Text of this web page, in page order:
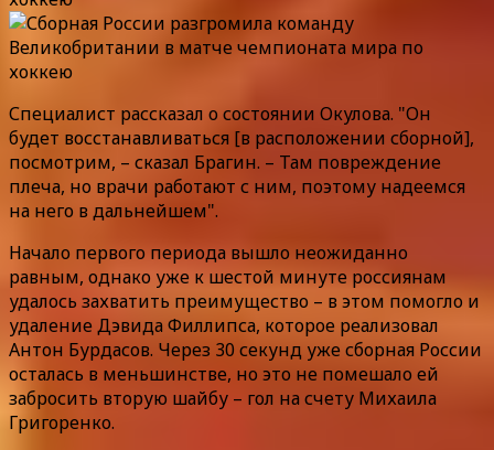
Специалист рассказал о состоянии Окулова. "Он
будет восстанавливаться [в расположении сборной],
посмотрим, – сказал Брагин. – Там повреждение
плеча, но врачи работают с ним, поэтому надеемся
на него в дальнейшем".
Начало первого периода вышло неожиданно
равным, однако уже к шестой минуте россиянам
удалось захватить преимущество – в этом помогло и
удаление Дэвида Филлипса, которое реализовал
Антон Бурдасов. Через 30 секунд уже сборная России
осталась в меньшинстве, но это не помешало ей
забросить вторую шайбу – гол на счету Михаила
Григоренко.